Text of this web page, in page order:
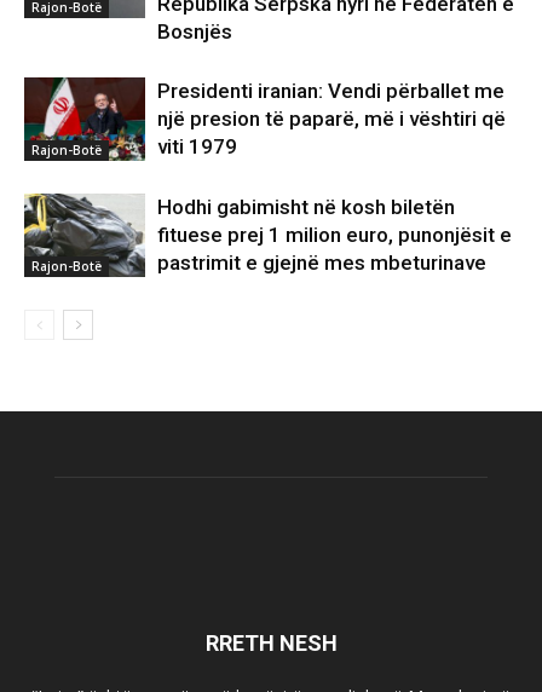
Rajon-Botë
Bosnjës
Rajon-Botë
Presidenti iranian: Vendi përballet me
një presion të paparë, më i vështiri që
viti 1979
Rajon-Botë
Hodhi gabimisht në kosh biletën
fituese prej 1 milion euro, punonjësit e
pastrimit e gjejnë mes mbeturinave
RRETH NESH